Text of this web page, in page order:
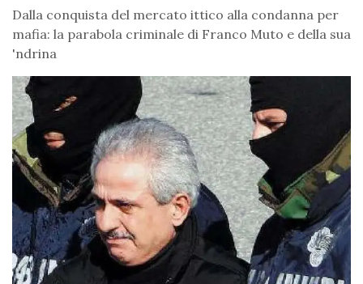
Dalla conquista del mercato ittico alla condanna per
mafia: la parabola criminale di Franco Muto e della sua
'ndrina